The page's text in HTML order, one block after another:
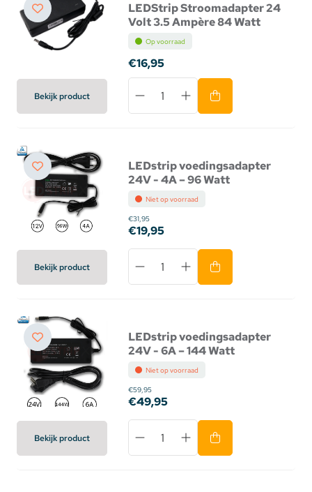
Bekijk product
LEDStrip Stroomadapter 24
Volt 3.5 Ampère 84 Watt
Op voorraad
€16,95
Bekijk product
LEDstrip voedingsadapter
24V - 4A – 96 Watt
Niet op voorraad
€31,95
€19,95
Bekijk product
LEDstrip voedingsadapter
24V - 6A – 144 Watt
Niet op voorraad
€59,95
€49,95